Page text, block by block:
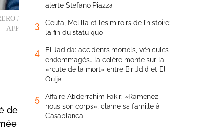
/
AFP
de
alerte Stefano Piazza
3
Ceuta, Melilla et les miroirs de l’histoire:
la fin du statu quo
4
El Jadida: accidents mortels, véhicules
endommagés… la colère monte sur la
«route de la mort» entre Bir Jdid et El
Oulja
5
Affaire Abderrahim Fakir: «Ramenez-
nous son corps», clame sa famille à
Casablanca